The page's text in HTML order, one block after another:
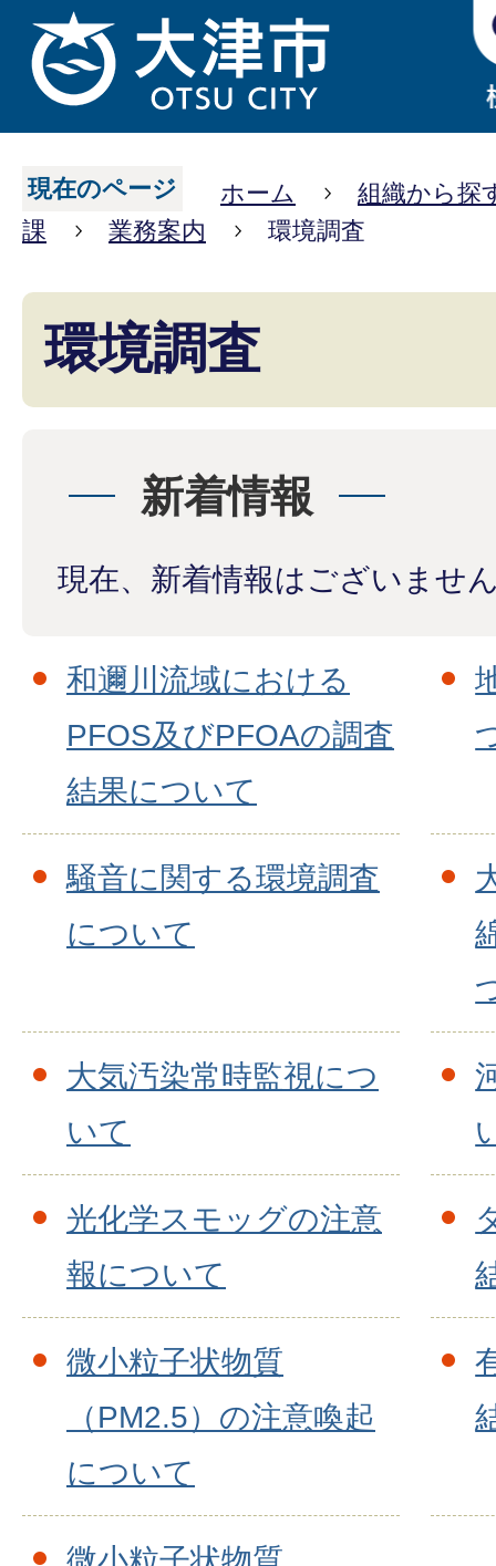
現在のページ ホーム
組織から探
課
業務案内 環境調査
環境調査
新着情報
現在、新着情報はございませ
和邇川流域における
PFOS及びPFOAの調査
結果について
騒音に関する環境調査
について
大気汚染常時監視につ
いて
光化学スモッグの注意
報について
微小粒子状物質
（PM2.5）の注意喚起
について